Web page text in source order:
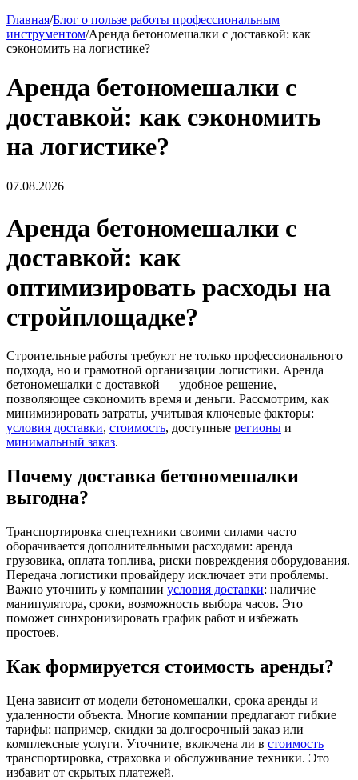
Главная/Блог о пользе работы профессиональным
инструментом/Аренда бетономешалки с доставкой: как
сэкономить на логистике?
Аренда бетономешалки с
доставкой: как сэкономить
на логистике?
07.08.2026
Аренда бетономешалки с
доставкой: как
оптимизировать расходы на
стройплощадке?
Строительные работы требуют не только профессионального
подхода, но и грамотной организации логистики. Аренда
бетономешалки с доставкой — удобное решение,
позволяющее сэкономить время и деньги. Рассмотрим, как
минимизировать затраты, учитывая ключевые факторы:
условия доставки, стоимость, доступные регионы и
минимальный заказ.
Почему доставка бетономешалки
выгодна?
Транспортировка спецтехники своими силами часто
оборачивается дополнительными расходами: аренда
грузовика, оплата топлива, риски повреждения оборудования.
Передача логистики провайдеру исключает эти проблемы.
Важно уточнить у компании условия доставки: наличие
манипулятора, сроки, возможность выбора часов. Это
поможет синхронизировать график работ и избежать
простоев.
Как формируется стоимость аренды?
Цена зависит от модели бетономешалки, срока аренды и
удаленности объекта. Многие компании предлагают гибкие
тарифы: например, скидки за долгосрочный заказ или
комплексные услуги. Уточните, включена ли в стоимость
транспортировка, страховка и обслуживание техники. Это
избавит от скрытых платежей.